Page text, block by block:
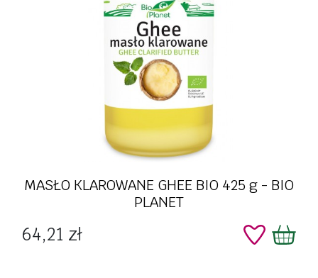
MASŁO KLAROWANE GHEE BIO 425 g - BIO
PLANET
Cena
64,21 zł